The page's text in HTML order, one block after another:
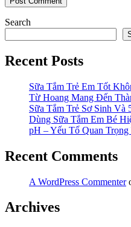
Search
Recent Posts
Sữa Tắm Trẻ Em Tốt
Từ Hoang Mang Đến
Sữa Tắm Trẻ Sơ Sinh
Dùng Sữa Tắm Em Bé
pH – Yếu Tố Quan
Recent Comments
A WordPress Commenter
Archives